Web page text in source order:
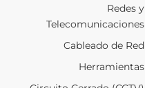
Redes y
Telecomunicaciones
Cableado de Red
Herramientas